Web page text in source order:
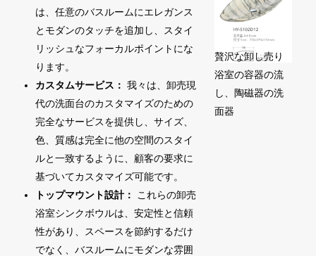
は、任意のバスルームにエレガンス
とモダンのタッチを追加し、スタイ
リッシュなフォーカルポイントにな
ります。
カスタムサービス： 我々は、卸売現
代の洗面台のカスタマイズのための
完全なサービスを提供し、サイズ、
色、質感は完全に他の空間のスタイ
ルと一致するように、顧客の要求に
基づいてカスタマイズ可能です。
トップマウント設計：
これらの卸売
浴室シンクボウルは、安定性と信頼
性があり、スペースを節約するだけ
でなく、バスルームにモダンな雰囲
贅沢な卸し売り
浴室の容器の流
し、陶磁器の洗
面器